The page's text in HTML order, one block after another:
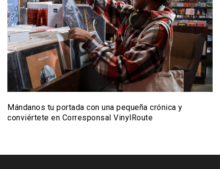
Mándanos tu portada con una pequeña crónica y
conviértete en Corresponsal VinylRoute